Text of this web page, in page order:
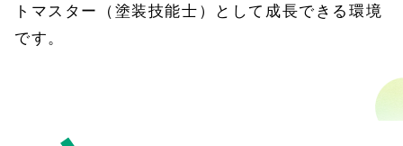
トマスター（塗装技能士）として成長できる環境
です。